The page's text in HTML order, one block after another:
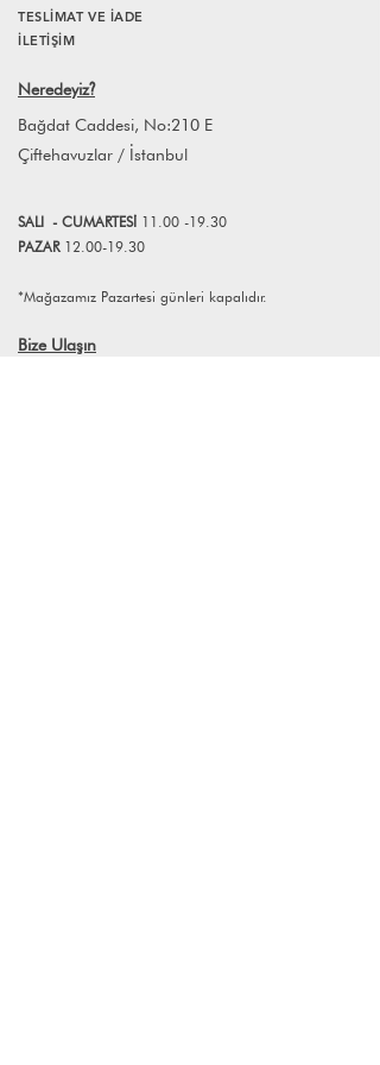
tüketim döngüsünden kurtulmak bunu
yaparken de tasarımın ön planda
üretmek Tabae'nin en temel hedefidir.
siparişi teslim aldığınız tarihten itibaren
14 gün içerisinde iade edebilirsiniz.
koşullarına uyması gerekmektedir.
Farklı adetlerdeki siparişleriniz için
TESLİMAT VE İADE
İLETİŞİM
Neredeyiz?
Bağdat Caddesi, No:210 E
Çiftehavuzlar / İstanbul
SALI - CUMARTESİ 11.00 -19.30
PAZAR 12.00-19.30
*Mağazamız Pazartesi günleri kapalıdır.
Bize Ulaşın